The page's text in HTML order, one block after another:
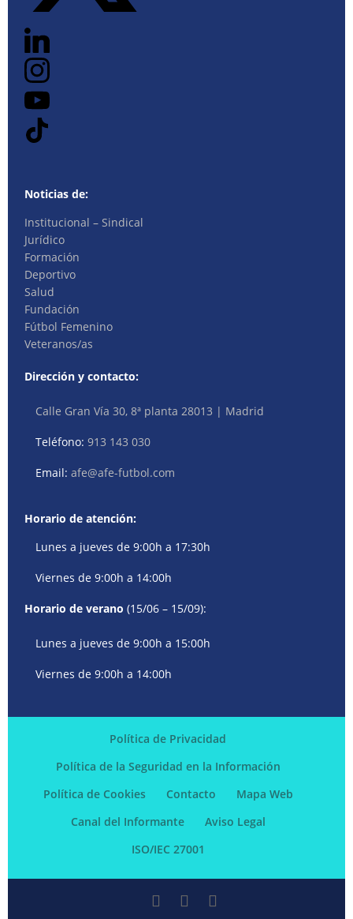
Noticias de:
Institucional – Sindical
Jurídico
Formación
Deportivo
Salud
Fundación
Fútbol Femenino
Veteranos/as
Dirección y contacto:
Calle Gran Vía 30, 8ª planta 28013 | Madrid
Teléfono:913 143 030
Email:afe@afe-futbol.com
Horario de atención:
Lunes a jueves de 9:00h a 17:30h
Viernes de 9:00h a 14:00h
Horario de verano (15/06 – 15/09):
Lunes a jueves de 9:00h a 15:00h
Viernes de 9:00h a 14:00h
Política de Privacidad
Política de la Seguridad en la Información
Política de Cookies
Contacto
Mapa Web
Canal del Informante
Aviso Legal
ISO/IEC 27001